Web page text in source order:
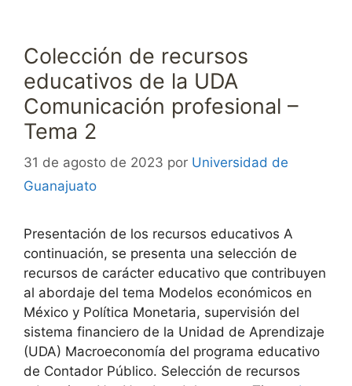
Colección de recursos
educativos de la UDA
Comunicación profesional –
Tema 2
31 de agosto de 2023 por Universidad de
Guanajuato
Presentación de los recursos educativos A
continuación, se presenta una selección de
recursos de carácter educativo que contribuyen
al abordaje del tema Modelos económicos en
México y Política Monetaria, supervisión del
sistema financiero de la Unidad de Aprendizaje
(UDA) Macroeconomía del programa educativo
de Contador Público. Selección de recursos